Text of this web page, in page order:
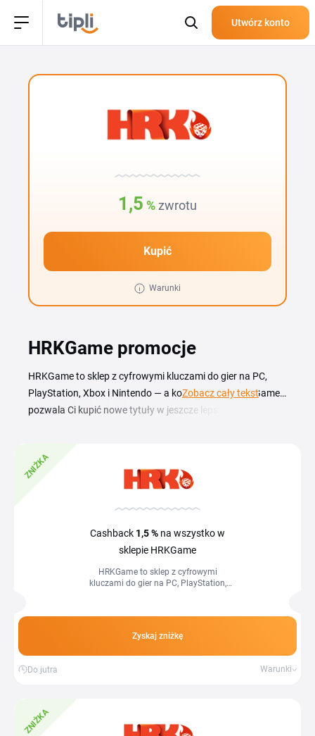
Utwórz konto
1,5 % zwrotu
Kupić
Warunki
HRKGame promocje
HRKGame to sklep z cyfrowymi kluczami do gier na PC,
PlayStation, Xbox i Nintendo — a kod rabatowy HRKGame
pozwala Ci kupić nowe tytuły w jeszcze lepszej cenie.
bibliotekę bez przepłacania. Na tej stronie znajdziesz kody
rabatowe i akcje promocyjne, z których skorzystasz
koszyku przed finalizacją zamówienia, a dodatkowo sklep
regularnie organizuje wyprzedaże sezonowe powiązane z
największymi wydarzeniami w branży gier, takimi jak Black
Zobacz cały tekst
ZNIŻKA
Cashback 1,5 % na wszystko w
sklepie HRKGame
HRKGame to sklep z cyfrowymi
kluczami do gier na PC, PlayStation,
w...
Zyskaj zniżkę
Do jutra Warunki
ZNIŻKA